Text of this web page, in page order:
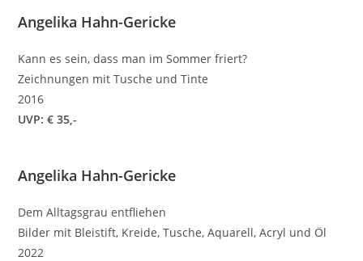
Angelika Hahn-Gericke
Kann es sein, dass man im Sommer friert?
Zeichnungen mit Tusche und Tinte
2016
UVP: € 35,-
Angelika Hahn-Gericke
Dem Alltagsgrau entfliehen
Bilder mit Bleistift, Kreide, Tusche, Aquarell, Acryl und Öl
2022